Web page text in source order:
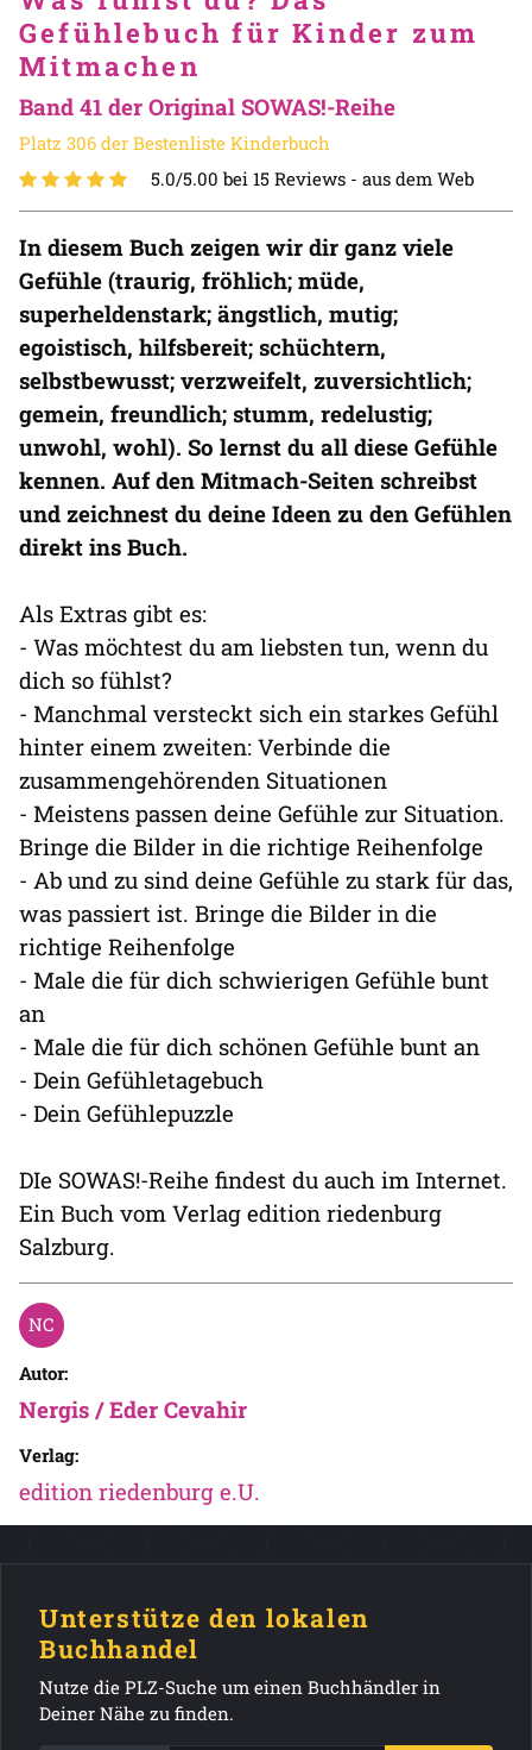
Gefühlebuch für Kinder zum
Mitmachen
Band 41 der Original SOWAS!-Reihe
Platz 306 der Bestenliste Kinderbuch
5.0/5.00 bei 15 Reviews - aus dem Web
In diesem Buch zeigen wir dir ganz viele
Gefühle (traurig, fröhlich; müde,
superheldenstark; ängstlich, mutig;
egoistisch, hilfsbereit; schüchtern,
selbstbewusst; verzweifelt, zuversichtlich;
gemein, freundlich; stumm, redelustig;
unwohl, wohl). So lernst du all diese Gefühle
kennen. Auf den Mitmach-Seiten schreibst
und zeichnest du deine Ideen zu den Gefühlen
direkt ins Buch.
Als Extras gibt es:
- Was möchtest du am liebsten tun, wenn du
dich so fühlst?
- Manchmal versteckt sich ein starkes Gefühl
hinter einem zweiten: Verbinde die
zusammengehörenden Situationen
- Meistens passen deine Gefühle zur Situation.
Bringe die Bilder in die richtige Reihenfolge
- Ab und zu sind deine Gefühle zu stark für das,
was passiert ist. Bringe die Bilder in die
richtige Reihenfolge
- Male die für dich schwierigen Gefühle bunt
an
- Male die für dich schönen Gefühle bunt an
- Dein Gefühletagebuch
- Dein Gefühlepuzzle
DIe SOWAS!-Reihe findest du auch im Internet.
Ein Buch vom Verlag edition riedenburg
Salzburg.
Autor:
Nergis / Eder Cevahir
Verlag:
edition riedenburg e.U.
Unterstütze den lokalen
Buchhandel
Nutze die PLZ-Suche um einen Buchhändler in
Deiner Nähe zu finden.